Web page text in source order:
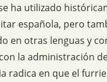
ha utilizado
española, pero
en otras lenguas y
la administración
radica en que el